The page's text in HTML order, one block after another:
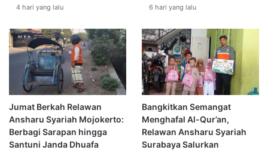
4 hari yang lalu 6 hari yang lalu
Jumat Berkah Relawan
Ansharu Syariah Mojokerto:
Berbagi Sarapan hingga
Santuni Janda Dhuafa
Bangkitkan Semangat
Menghafal Al-Qur’an,
Relawan Ansharu Syariah
Surabaya Salurkan